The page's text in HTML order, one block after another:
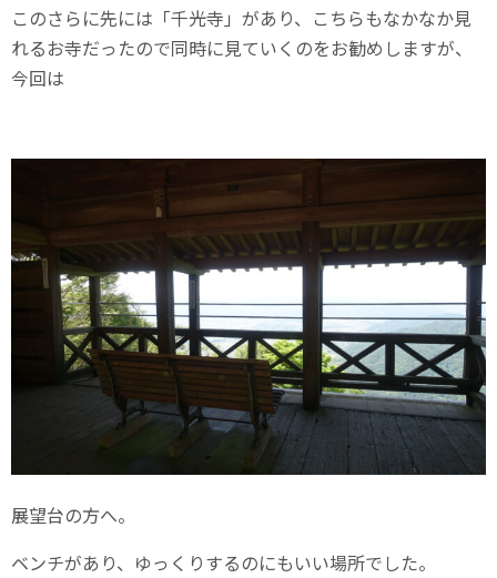
このさらに先には「千光寺」があり、こちらもなかなか見
れるお寺だったので同時に見ていくのをお勧めしますが、
今回は
展望台の方へ。
ベンチがあり、ゆっくりするのにもいい場所でした。